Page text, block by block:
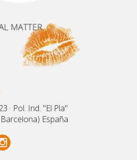
· Pol. Ind. "El Pla"
España